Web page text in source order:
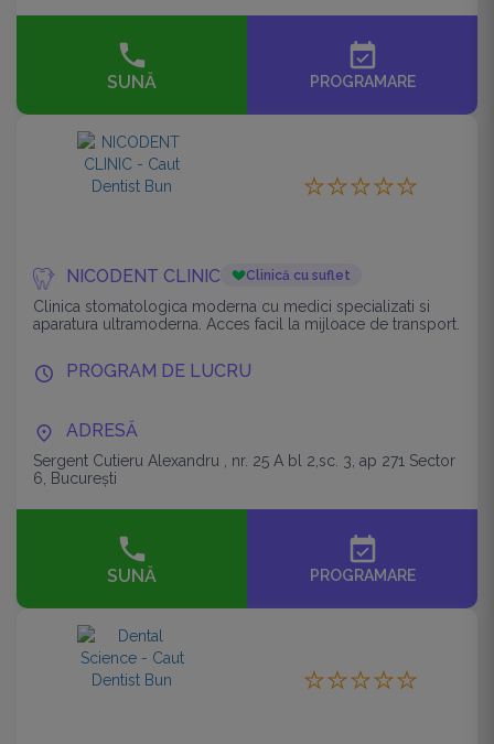
SUNĂ
event_available
PROGRAMARE
NICODENT CLINIC Clinică cu suflet
Clinica stomatologica moderna cu medici specializati si
aparatura ultramoderna. Acces facil la mijloace de transport.
PROGRAM DE LUCRU
ADRESĂ
Sergent Cutieru Alexandru , nr. 25 A bl 2,sc. 3, ap 271 Sector
6, București
SUNĂ
event_available
PROGRAMARE